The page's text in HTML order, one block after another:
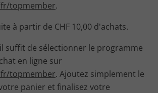
topmember.
à partir de CHF 10,00 d'achats.
suffit de sélectionner le programme
en ligne sur
topmember. Ajoutez simplement le
panier et finalisez votre